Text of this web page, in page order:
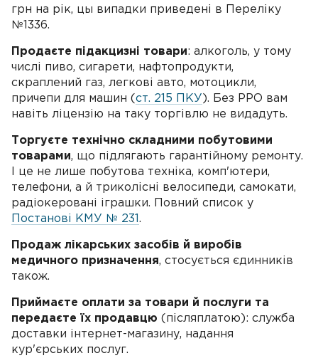
грн на рік, цы випадки приведені в Переліку
№1336.
Продаєте підакцизні товари: алкоголь, у тому
числі пиво, сигарети, нафтопродукти,
скраплений газ, легкові авто, мотоцикли,
причепи для машин ( ст. 215 ПКУ ). Без РРО вам
навіть ліцензію на таку торгівлю не видадуть.
Торгуєте технічно складними побутовими
товарами, що підлягають гарантійному ремонту.
І це не лише побутова техніка, комп'ютери,
телефони, а й триколісні велосипеди, самокати,
радіокеровані іграшки. Повний список у
Постанові КМУ № 231 .
Продаж лікарських засобів й виробів
медичного призначення, стосується єдинників
також.
Приймаєте оплати за товари й послуги та
передаєте їх продавцю (післяплатою): служба
доставки інтернет-магазину, надання
кур'єрських послуг.